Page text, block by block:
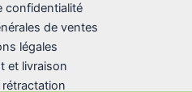
confidentialité
de ventes
légales
et livraison
rétractation